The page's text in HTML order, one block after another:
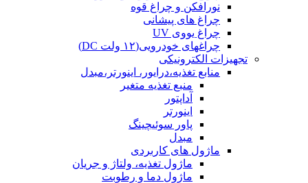
نورافکن و چراغ قوه
چراغ های پیشانی
چراغ یووی UV
چراغهای خودرویی(۱۲ ولت DC)
تجهیزات الکترونیکی
منابع تغذیه،درایور، اینورتر،مبدل
منبع تغذیه متغیر
آداپتور
اینورتر
پاور سوئیچینگ
مبدل
ماژول های کاربردی
ماژول تغذیه، ولتاژ و جریان
ماژول دما و رطوبت